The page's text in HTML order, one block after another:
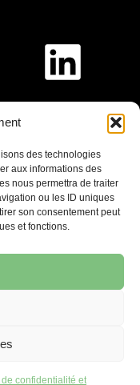
des technologies
aux informations des
nous permettra de traiter
ou les ID uniques
son consentement peut
et fonctions.
de confidentialité et